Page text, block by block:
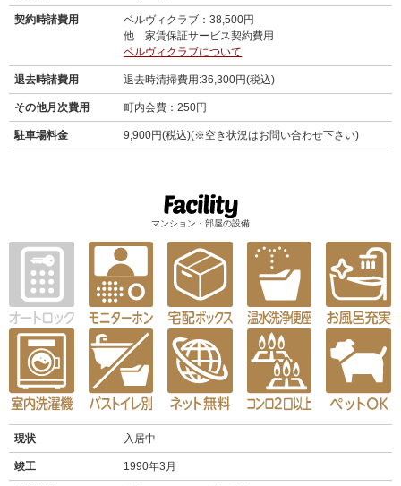
契約時諸費用
ベルヴィクラブ：38,500円
他 家賃保証サービス契約費用
ベルヴィクラブについて
退去時諸費用 退去時清掃費用:36,300円(税込)
その他月次費用 町内会費：250円
駐車場料金 9,900円(税込)(※空き状況はお問い合わせ下さい)
マンション・部屋の設備
現状 入居中
竣工 1990年3月